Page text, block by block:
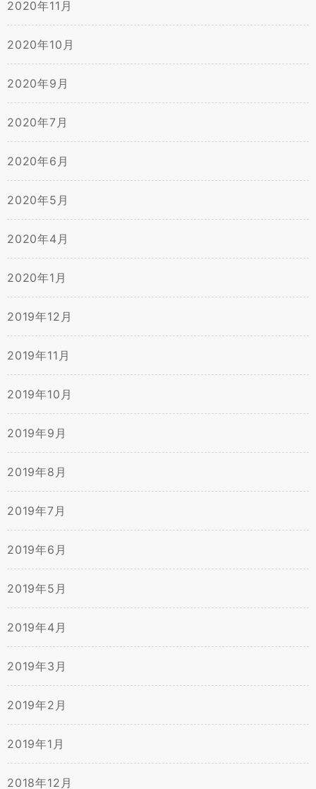
2020年11月
2020年10月
2020年9月
2020年7月
2020年6月
2020年5月
2020年4月
2020年1月
2019年12月
2019年11月
2019年10月
2019年9月
2019年8月
2019年7月
2019年6月
2019年5月
2019年4月
2019年3月
2019年2月
2019年1月
2018年12月